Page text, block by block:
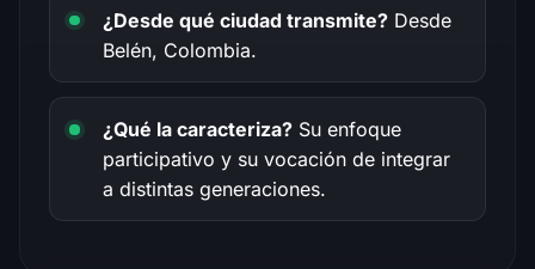
¿Desde qué ciudad transmite? Desde
Belén, Colombia.
¿Qué la caracteriza? Su enfoque
participativo y su vocación de integrar
a distintas generaciones.